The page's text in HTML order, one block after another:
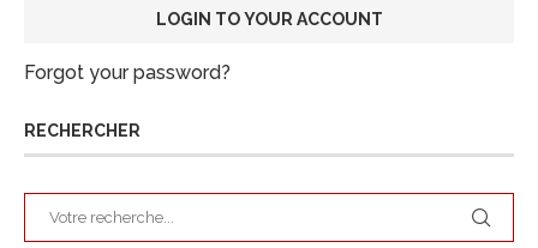
Forgot your password?
RECHERCHER